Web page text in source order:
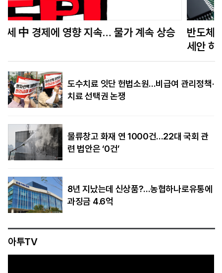
반도체 국가 로드맵 ‘시암 실리카’ 내건 태국… 아
도수치료 잇단 헌법소원…비급여 관리정책·
치료 선택권 논쟁
물류창고 화재 연 1000건…22대 국회 관
련 법안은 ‘0건’
8년 지났는데 신상품?…농협하나로유통에
과징금 4.6억
아투TV